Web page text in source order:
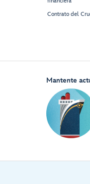
Contrato del
Mantente